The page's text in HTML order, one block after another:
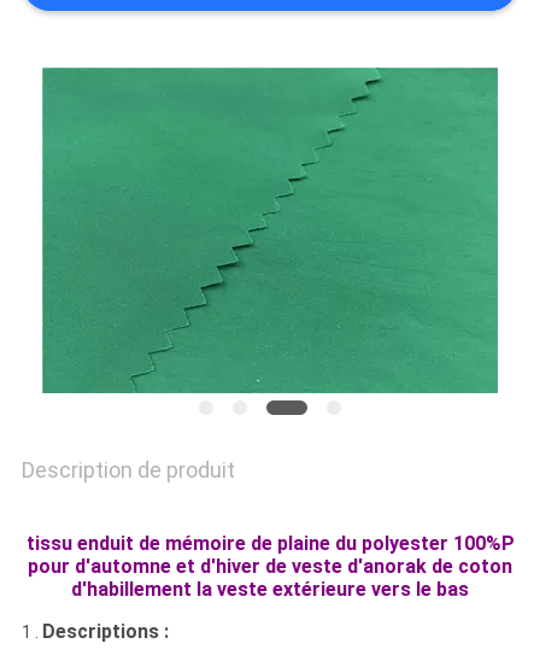
PLAN
DU
Description de produit
tissu enduit de mémoire de plaine du polyester 100%P
pour d'automne et d'hiver de veste d'anorak de coton
d'habillement la veste extérieure vers le bas
1 . Descriptions :